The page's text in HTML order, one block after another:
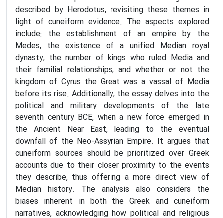
described by Herodotus, revisiting these themes in
light of cuneiform evidence. The aspects explored
include: the establishment of an empire by the
Medes, the existence of a unified Median royal
dynasty, the number of kings who ruled Media and
their familial relationships, and whether or not the
kingdom of Cyrus the Great was a vassal of Media
before its rise. Additionally, the essay delves into the
political and military developments of the late
seventh century BCE, when a new force emerged in
the Ancient Near East, leading to the eventual
downfall of the Neo-Assyrian Empire. It argues that
cuneiform sources should be prioritized over Greek
accounts due to their closer proximity to the events
they describe, thus offering a more direct view of
Median history. The analysis also considers the
biases inherent in both the Greek and cuneiform
narratives, acknowledging how political and religious